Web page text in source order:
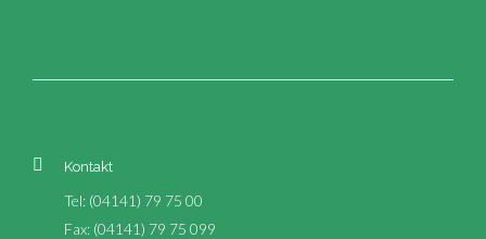
Kontakt
Tel: (04141) 79 75 00
Fax: (04141) 79 75 099